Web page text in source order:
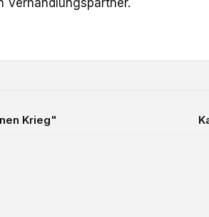
Krieg"